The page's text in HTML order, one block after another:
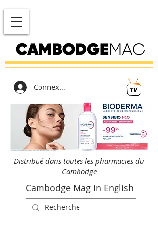
Connexion
Distribué dans toutes les pharmacies du
Cambodge
Cambodge Mag in English